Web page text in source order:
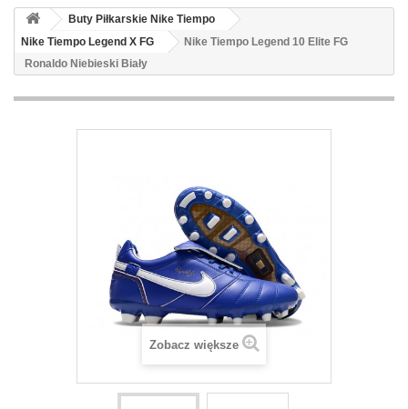
Buty Piłkarskie Nike Tiempo
Nike Tiempo Legend X FG
Nike Tiempo Legend 10 Elite FG
Ronaldo Niebieski Biały
Zobacz większe